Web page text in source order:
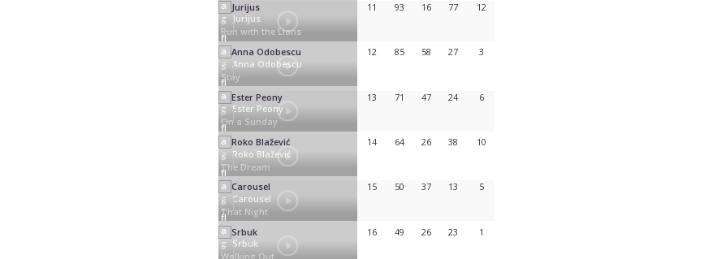
Jurijus
Run with the Lions
11 93 16 77 12
Anna Odobescu
Stay
12 85 58 27 3
Ester Peony
On a Sunday
13 71 47 24 6
Roko Blažević
The Dream
14 64 26 38 10
Carousel
That Night
15 50 37 13 5
Srbuk
16 49 26 23 1